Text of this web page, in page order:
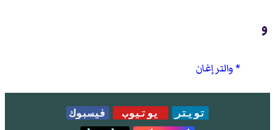
و
والتر إغان
تويتر يوتيوب
فيسبوك